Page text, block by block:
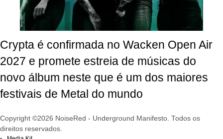
Crypta é confirmada no Wacken Open Air
2027 e promete estreia de músicas do
novo álbum neste que é um dos maiores
festivais de Metal do mundo
Copyright ©2026 NoiseRed - Underground Manifesto. Todos os
direitos reservados.